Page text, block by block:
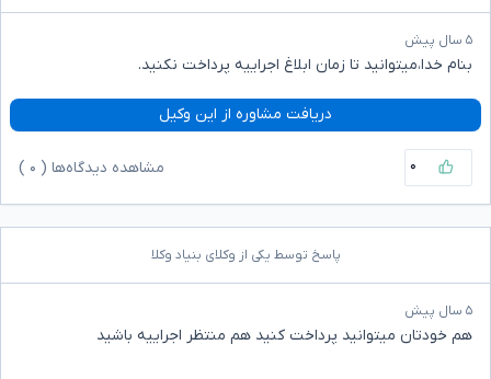
۵ سال پیش
بنام خدا،میتوانید تا زمان ابلاغ اجراییه پرداخت نکنید.
دریافت مشاوره از این وکیل
۰ مشاهده دیدگاه‌ها ( ۰
پاسخ توسط یکی از وکلای بنیاد وکلا
۵ سال پیش
هم خودتان میتوانید پرداخت کنید هم منتظر اجراییه باشید